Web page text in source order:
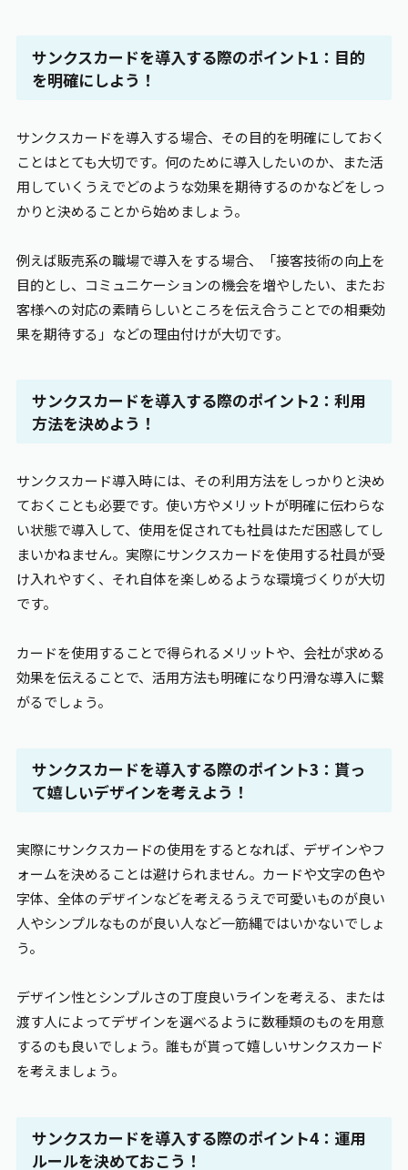
サンクスカードを導入する際のポイント1：目的
を明確にしよう！
サンクスカードを導入する場合、その目的を明確にしておく
ことはとても大切です。何のために導入したいのか、また活
用していくうえでどのような効果を期待するのかなどをしっ
かりと決めることから始めましょう。
例えば販売系の職場で導入をする場合、「接客技術の向上を
目的とし、コミュニケーションの機会を増やしたい、またお
客様への対応の素晴らしいところを伝え合うことでの相乗効
果を期待する」などの理由付けが大切です。
サンクスカードを導入する際のポイント2：利用
方法を決めよう！
サンクスカード導入時には、その利用方法をしっかりと決め
ておくことも必要です。使い方やメリットが明確に伝わらな
い状態で導入して、使用を促されても社員はただ困惑してし
まいかねません。実際にサンクスカードを使用する社員が受
け入れやすく、それ自体を楽しめるような環境づくりが大切
です。
カードを使用することで得られるメリットや、会社が求める
効果を伝えることで、活用方法も明確になり円滑な導入に繋
がるでしょう。
サンクスカードを導入する際のポイント3：貰っ
て嬉しいデザインを考えよう！
実際にサンクスカードの使用をするとなれば、デザインやフ
ォームを決めることは避けられません。カードや文字の色や
字体、全体のデザインなどを考えるうえで可愛いものが良い
人やシンプルなものが良い人など一筋縄ではいかないでしょ
う。
デザイン性とシンプルさの丁度良いラインを考える、または
渡す人によってデザインを選べるように数種類のものを用意
するのも良いでしょう。誰もが貰って嬉しいサンクスカード
を考えましょう。
サンクスカードを導入する際のポイント4：運用
ルールを決めておこう！